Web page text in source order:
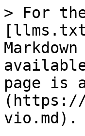
> For
page is
vio.md).